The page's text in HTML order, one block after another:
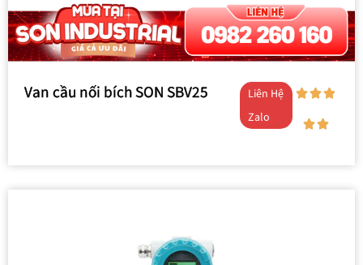
Van cầu nối bích SON SBV25
Liên Hệ
Zalo